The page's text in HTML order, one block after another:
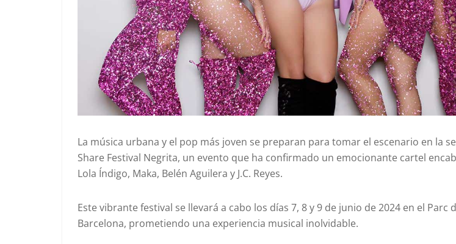
La música urbana y el pop más joven se preparan para tomar el escenario en la
Share Festival Negrita, un evento que ha confirmado un emocionante cartel
Lola Índigo, Maka, Belén Aguilera y J.C. Reyes.
Este vibrante festival se llevará a cabo los días 7, 8 y 9 de junio de 2024 en el Parc
Barcelona, prometiendo una experiencia musical inolvidable.